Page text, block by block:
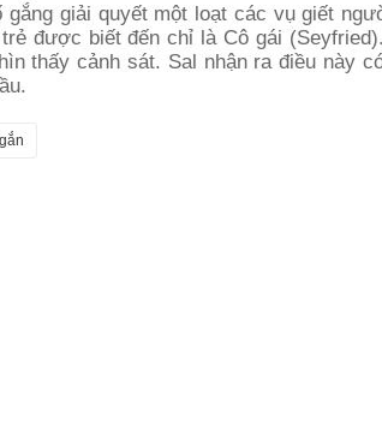
gắng giải quyết một loạt các vụ giết
được biết đến chỉ là Cô gái
thấy cảnh sát. Sal nhận ra điều này